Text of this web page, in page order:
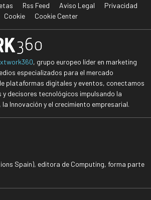
Rss Feed Aviso Legal
Privacidad
Cookie
Cookie Center
, grupo europeo líder en marketing
especializados para el mercado
plataformas digitales y eventos, conectamos
decisores tecnológicos impulsando la
Innovación y el crecimiento empresarial.
Spain), editora de Computing, forma parte